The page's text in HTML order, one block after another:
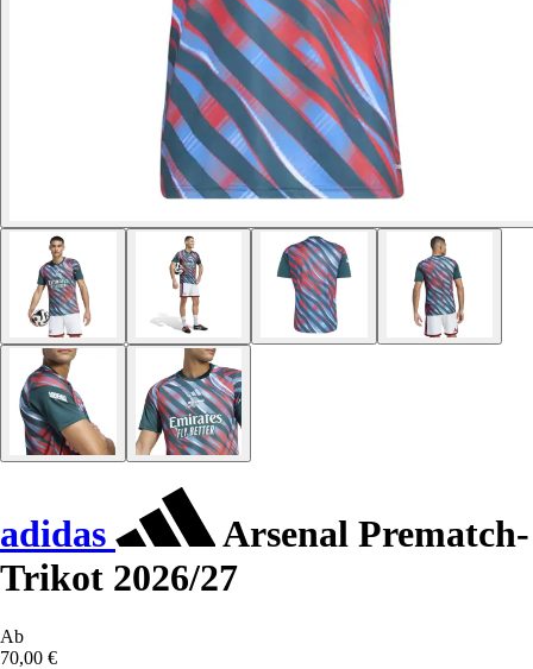
adidas
Arsenal Prematch-
Trikot 2026/27
Ab
70,00 €